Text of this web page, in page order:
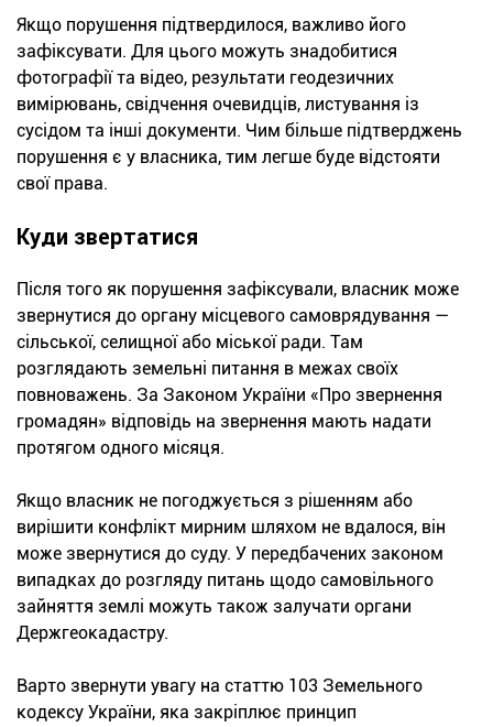
Якщо порушення підтвердилося, важливо його
зафіксувати. Для цього можуть знадобитися
фотографії та відео, результати геодезичних
вимірювань, свідчення очевидців, листування із
сусідом та інші документи. Чим більше підтверджень
порушення є у власника, тим легше буде відстояти
свої права.
Куди звертатися
Після того як порушення зафіксували, власник може
звернутися до органу місцевого самоврядування —
сільської, селищної або міської ради. Там
розглядають земельні питання в межах своїх
повноважень. За Законом України «Про звернення
громадян» відповідь на звернення мають надати
протягом одного місяця.
Якщо власник не погоджується з рішенням або
вирішити конфлікт мирним шляхом не вдалося, він
може звернутися до суду. У передбачених законом
випадках до розгляду питань щодо самовільного
зайняття землі можуть також залучати органи
Держгеокадастру.
Варто звернути увагу на статтю 103 Земельного
кодексу України, яка закріплює принцип